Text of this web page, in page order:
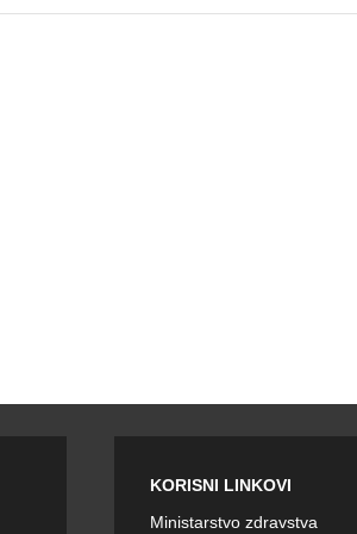
KORISNI LINKOVI
Ministarstvo zdravstva